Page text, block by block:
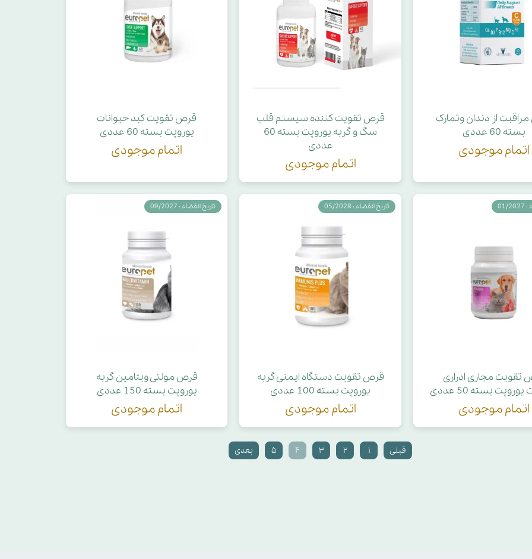
از دندان وتمارک
بسته 60 عددی
اتمام موجودی
قرص تقویت کننده سیستم قلب
سگ و گربه یوروپت بسته 60
عددی
اتمام موجودی
قرص تقویت کبد حیوانات
یوروپت بسته 60 عددی
اتمام موجودی
تقویت مجاری ادراری
بسته 50 عددی
اتمام موجودی
قرص تقویت دستگاه ایمنی گربه
یوروپت بسته 100 عددی
اتمام موجودی
تاریخ انقضاء : 05/2028
قرص مولتی ویتامین گربه
یوروپت بسته 150 عددی
اتمام موجودی
تاریخ انقضاء : 09/2027
قبلی ۱ ۲ ۳ ۴ ۵ بعدی